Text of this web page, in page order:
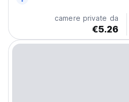
camere private da
€5.26